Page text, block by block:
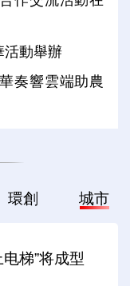
活動舉辦
奏響雲端助農
環創 城市
梯”将成型